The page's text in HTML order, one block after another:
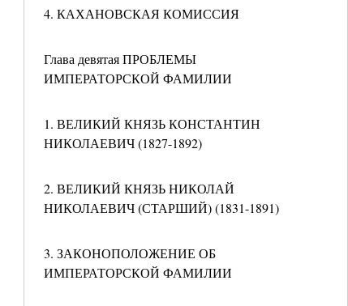
4. КАХАНОВСКАЯ КОМИССИЯ
Глава девятая ПРОБЛЕМЫ
ИМПЕРАТОРСКОЙ ФАМИЛИИ
1. ВЕЛИКИЙ КНЯЗЬ КОНСТАНТИН
НИКОЛАЕВИЧ (1827-1892)
2. ВЕЛИКИЙ КНЯЗЬ НИКОЛАЙ
НИКОЛАЕВИЧ (СТАРШИЙ) (1831-1891)
3. ЗАКОНОПОЛОЖЕНИЕ ОБ
ИМПЕРАТОРСКОЙ ФАМИЛИИ